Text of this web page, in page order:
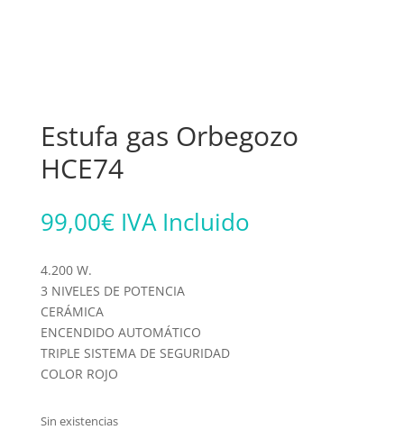
Estufa gas Orbegozo
HCE74
99,00€ IVA Incluido
4.200 W.
3 NIVELES DE POTENCIA
CERÁMICA
ENCENDIDO AUTOMÁTICO
TRIPLE SISTEMA DE SEGURIDAD
COLOR ROJO
Sin existencias